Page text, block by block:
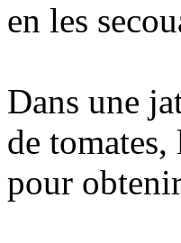
en les
Dans une
de
pour